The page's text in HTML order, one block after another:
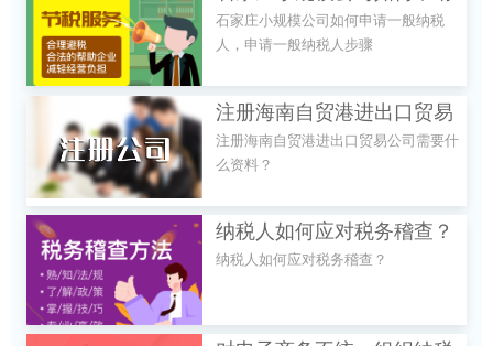
一般纳税人，申请一般纳税
人步骤
石家庄小规模公司如何申请一般纳税
人，申请一般纳税人步骤
注册海南自贸港进出口贸易
公司需要什么资料？
注册海南自贸港进出口贸易公司需要什
么资料？
纳税人如何应对税务稽查？
纳税人如何应对税务稽查？